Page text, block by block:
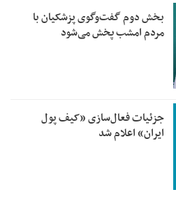
بخش دوم گفت‌وگوی پزشکیان با
مردم امشب پخش می‌شود
جزئیات فعال‌سازی «کیف پول
ایران» اعلام شد